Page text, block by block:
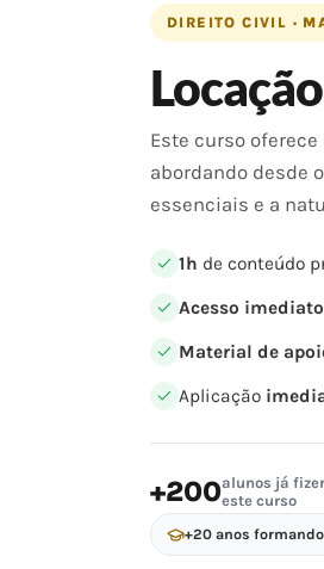
DIREITO CIVIL ·
Este curso
abordando desde
essenciais e a
1h de conteúdo
Acesso imediato
Material de
Aplicação
+200alunos já
este curso
+20 anos